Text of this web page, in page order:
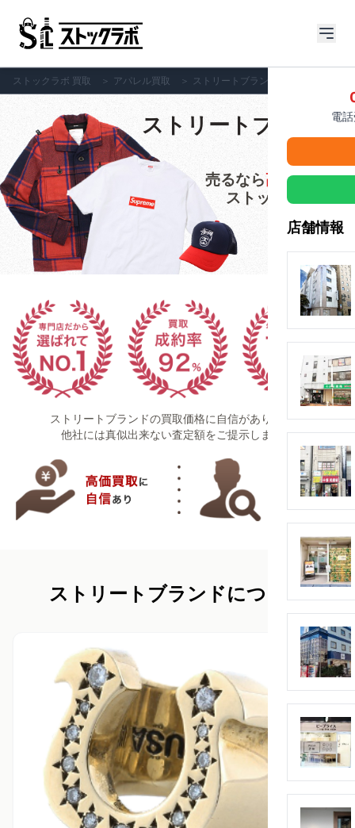
電
店舗情報
ストックラボ 買取 ＞ アパレル買取 ＞ ストリートブランド
ストリートブランド
の買取
売るなら高価買取の
ストックラボへ!!
ストリートブランドの買取価格に自信があります！
他社には真似出来ない査定額をご提示します！
ストリートブランドについて